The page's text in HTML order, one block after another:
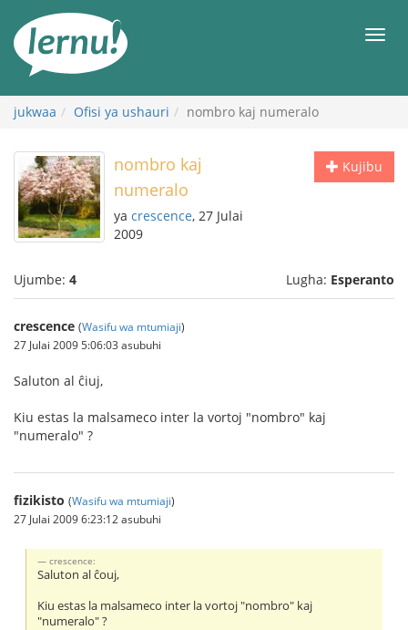
maudhui
jukwaa Ofisi ya ushauri nombro kaj numeralo
Kujibu
nombro kaj
numeralo
ya crescence, 27 Julai
2009
Ujumbe: 4 Lugha: Esperanto
crescence (Wasifu wa mtumiaji)
27 Julai 2009 5:06:03 asubuhi
Saluton al ĉiuj,
Kiu estas la malsameco inter la vortoj "nombro" kaj
"numeralo" ?
fizikisto (Wasifu wa mtumiaji)
27 Julai 2009 6:23:12 asubuhi
crescence:
Saluton al ĉouj,
Kiu estas la malsameco inter la vortoj "nombro" kaj
"numeralo" ?